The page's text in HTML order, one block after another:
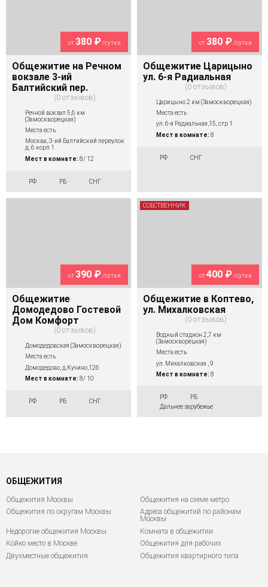
от 380 ₽/сутки
Общежитие на Речном
вокзале 3-ий
Балтийский пер.
0 отзывов
Речной вокзал 5,6 км
(Замоскворецкая)
Места есть
Москва, 3-ий Балтийский переулок
д. 6 корп 1
Мест в комнате: 8/ 12
РФ РБ СНГ
от 380 ₽/сутки
Общежитие Царицыно
ул. 6-я Радиальная
0 отзывов
Царицыно 2 км (Замоскворецкая)
Места есть
ул. 6-я Радиальная,15, стр 1
Мест в комнате: 8
РФ СНГ
от 390 ₽/сутки
Общежитие
Домодедово Гостевой
Дом Комфорт
0 отзывов
Домодедовская (Замоскворецкая)
Места есть
Домодедово, д.Кучино,126
Мест в комнате: 8/ 10
РФ РБ СНГ
от400 ₽/сутки
Общежитие в Коптево,
ул. Михалковская
0 отзывов
Водный стадион 2,7 км
(Замоскворецкая)
Места есть
ул. Михалковская , 9
Мест в комнате: 8
РФ
РБ
Дальнее зарубежье
СОБСТВЕННИК
ОБЩЕЖИТИЯ
Общежития Москвы
Общежития на схеме метро
Общежития по округам Москвы
Адреса общежитий по районам
Москвы
Недорогие общежития Москвы
Комната в общежитии
Койко место в Москве
Общежития для рабочих
Двухместные общежития
Общежития квартирного типа